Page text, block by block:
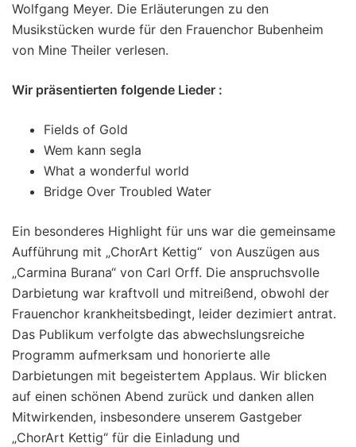
Wolfgang Meyer. Die Erläuterungen zu den
Musikstücken wurde für den Frauenchor Bubenheim
von Mine Theiler verlesen.
Wir präsentierten folgende Lieder :
Fields of Gold
Wem kann segla
What a wonderful world
Bridge Over Troubled Water
Ein besonderes Highlight für uns war die gemeinsame
Aufführung mit „ChorArt Kettig“ von Auszügen aus
„Carmina Burana“ von Carl Orff. Die anspruchsvolle
Darbietung war kraftvoll und mitreißend, obwohl der
Frauenchor krankheitsbedingt, leider dezimiert antrat.
Das Publikum verfolgte das abwechslungsreiche
Programm aufmerksam und honorierte alle
Darbietungen mit begeistertem Applaus. Wir blicken
auf einen schönen Abend zurück und danken allen
Mitwirkenden, insbesondere unserem Gastgeber
„ChorArt Kettig“ für die Einladung und